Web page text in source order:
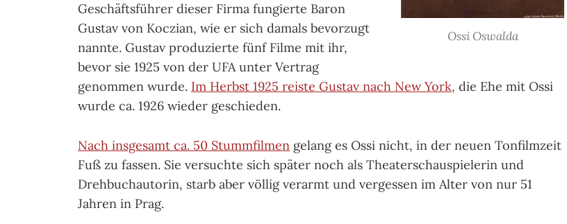
Ossi Oswalda
Geschäftsführer dieser Firma fungierte Baron
Gustav von Koczian, wie er sich damals bevorzugt
nannte. Gustav produzierte fünf Filme mit ihr,
bevor sie 1925 von der UFA unter Vertrag
genommen wurde. Im Herbst 1925 reiste Gustav nach New York, die Ehe mit Ossi
wurde ca. 1926 wieder geschieden.
Nach insgesamt ca. 50 Stummfilmen gelang es Ossi nicht, in der neuen Tonfilmzeit
Fuß zu fassen. Sie versuchte sich später noch als Theaterschauspielerin und
Drehbuchautorin, starb aber völlig verarmt und vergessen im Alter von nur 51
Jahren in Prag.